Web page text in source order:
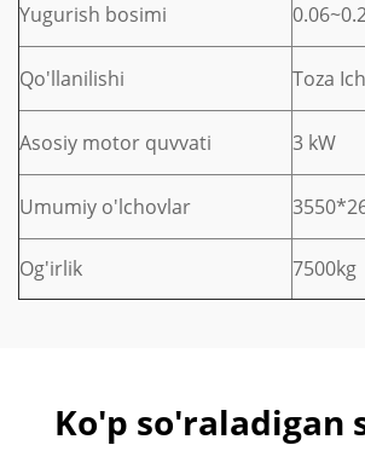
Yugurish bosimi
Qo'llanilishi Toza
Asosiy motor quvvati 3 kW
Umumiy o'lchovlar
Og'irlik 7500kg
Ko'p so'raladigan